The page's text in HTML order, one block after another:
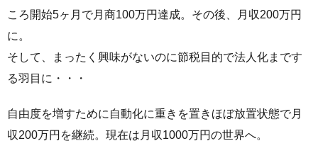
ころ開始5ヶ月で月商100万円達成。その後、月収200万円
に。
そして、まったく興味がないのに節税目的で法人化まです
る羽目に・・・
自由度を増すために自動化に重きを置きほぼ放置状態で月
収200万円を継続。現在は月収1000万円の世界へ。